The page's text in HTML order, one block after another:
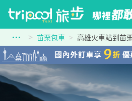
苗栗包車 高雄火車站到苗